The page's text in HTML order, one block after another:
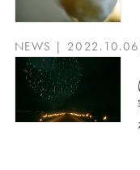
NEWS |